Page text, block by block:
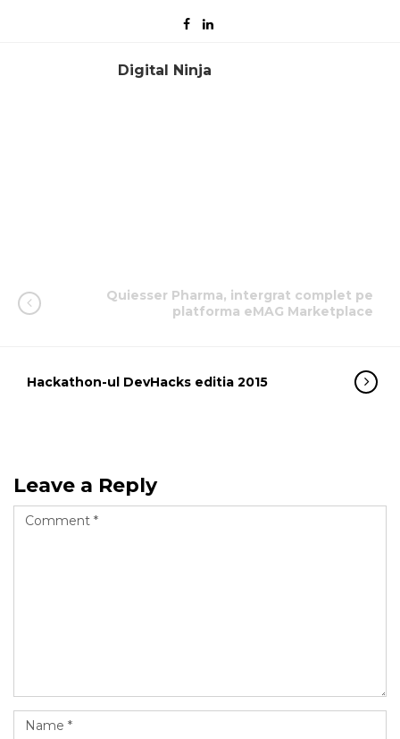
Digital Ninja
Quiesser Pharma, intergrat complet pe
platforma eMAG Marketplace
Hackathon-ul DevHacks editia 2015
Leave a Reply